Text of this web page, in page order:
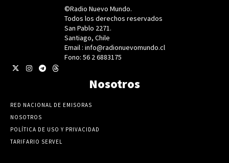
©Radio Nuevo Mundo.
Todos los derechos reservados
San Pablo 2271.
Santiago, Chile
Email : info@radionuevomundo.cl
Fono: 56 2 6883175
Nosotros
RED NACIONAL DE EMISORAS
NOSOTROS
POLÍTICA DE USO Y PRIVACIDAD
TARIFARIO SERVEL